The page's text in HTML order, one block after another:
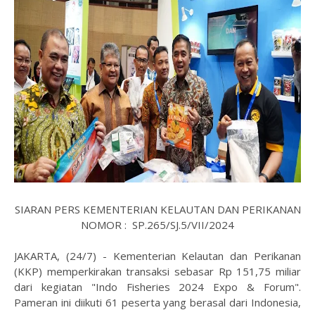
SIARAN PERS KEMENTERIAN KELAUTAN DAN PERIKANAN
NOMOR : SP.265/SJ.5/VII/2024
JAKARTA, (24/7) - Kementerian Kelautan dan Perikanan
(KKP) memperkirakan transaksi sebasar Rp 151,75 miliar
dari kegiatan "Indo Fisheries 2024 Expo & Forum".
Pameran ini diikuti 61 peserta yang berasal dari Indonesia,